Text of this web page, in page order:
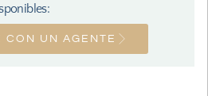
CON UN AGENTE